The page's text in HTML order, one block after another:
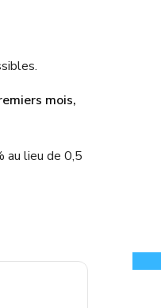
mois,
au lieu de 0,5